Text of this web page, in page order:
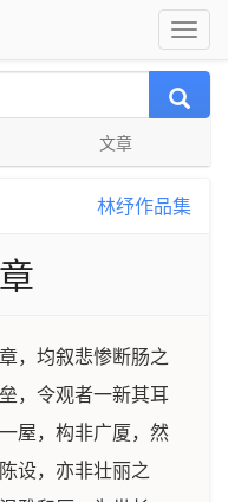
文章
林纾作品集
，均叙悲惨断肠之
，令观者一新其耳
屋，构非广厦，然
设，亦非壮丽之